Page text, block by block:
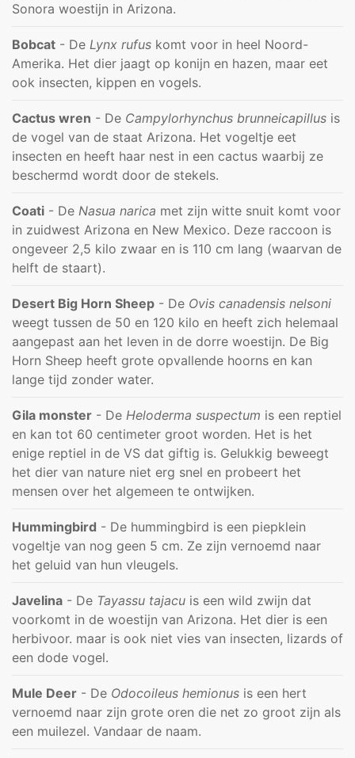
Sonora woestijn in Arizona.
Bobcat - De Lynx rufus komt voor in heel Noord-
Amerika. Het dier jaagt op konijn en hazen, maar eet
ook insecten, kippen en vogels.
Cactus wren - De Campylorhynchus brunneicapillus is
de vogel van de staat Arizona. Het vogeltje eet
insecten en heeft haar nest in een cactus waarbij ze
beschermd wordt door de stekels.
Coati - De Nasua narica met zijn witte snuit komt voor
in zuidwest Arizona en New Mexico. Deze raccoon is
ongeveer 2,5 kilo zwaar en is 110 cm lang (waarvan de
helft de staart).
Desert Big Horn Sheep - De Ovis canadensis nelsoni
weegt tussen de 50 en 120 kilo en heeft zich helemaal
aangepast aan het leven in de dorre woestijn. De Big
Horn Sheep heeft grote opvallende hoorns en kan
lange tijd zonder water.
Gila monster - De Heloderma suspectum is een reptiel
en kan tot 60 centimeter groot worden. Het is het
enige reptiel in de VS dat giftig is. Gelukkig beweegt
het dier van nature niet erg snel en probeert het
mensen over het algemeen te ontwijken.
Hummingbird - De hummingbird is een piepklein
vogeltje van nog geen 5 cm. Ze zijn vernoemd naar
het geluid van hun vleugels.
Javelina - De Tayassu tajacu is een wild zwijn dat
voorkomt in de woestijn van Arizona. Het dier is een
herbivoor. maar is ook niet vies van insecten, lizards of
een dode vogel.
Mule Deer - De Odocoileus hemionus is een hert
vernoemd naar zijn grote oren die net zo groot zijn als
een muilezel. Vandaar de naam.